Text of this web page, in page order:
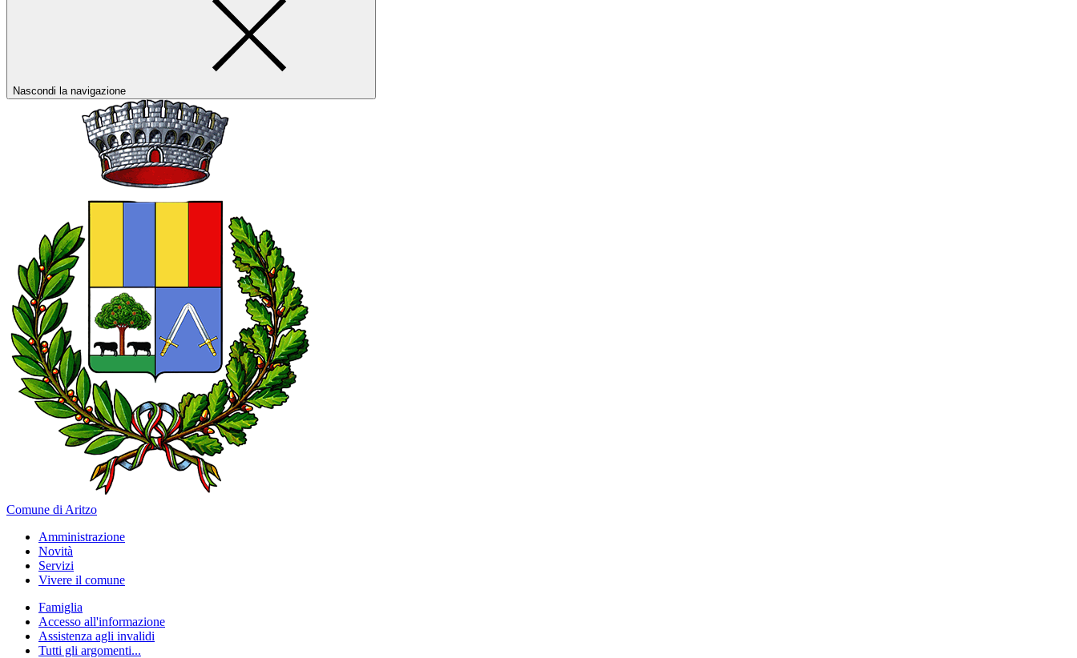
Nascondi la navigazione
Comune di Aritzo
Amministrazione
Novità
Servizi
Vivere il comune
Famiglia
Accesso all'informazione
Assistenza agli invalidi
Tutti gli argomenti...